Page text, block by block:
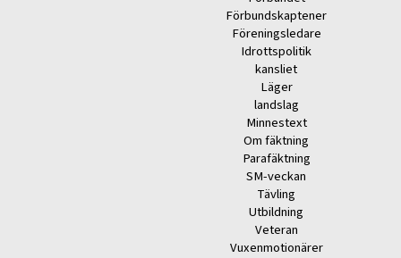
Förbundskaptener
Föreningsledare
Idrottspolitik
kansliet
Läger
landslag
Minnestext
Om fäktning
Parafäktning
SM-veckan
Tävling
Utbildning
Veteran
Vuxenmotionärer